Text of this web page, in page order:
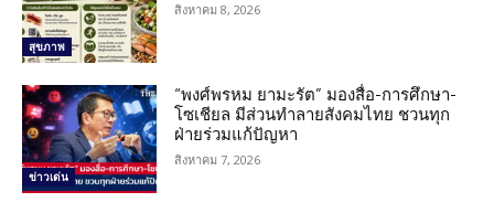
สุขภาพ
สิงหาคม 8, 2026
ข่าวเด่น
“พงศ์พรหม ยามะรัต” มองสื่อ-การศึกษา-
โซเชียล มีส่วนทำลายสังคมไทย ชวนทุก
ฝ่ายร่วมแก้ปัญหา
สิงหาคม 7, 2026